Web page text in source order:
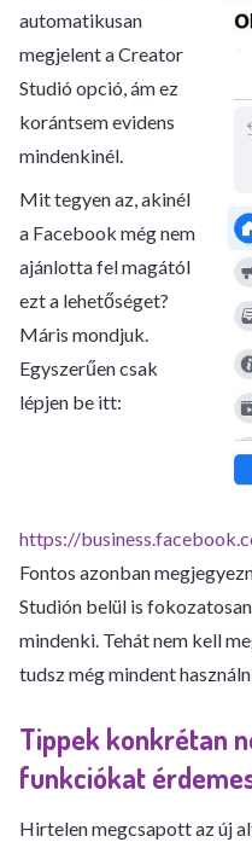
automatikusan
megjelent a Creator
Studió opció, ám ez
korántsem evidens
mindenkinél.
Mit tegyen az, akinél
a Facebook még nem
ajánlotta fel magától
ezt a lehetőséget?
Máris mondjuk.
Egyszerűen csak
lépjen be itt:
https://
Fontos azonban
Studión belül is
mindenki. Tehát nem kell
tudsz még mindent
Tippek konkrétan
funkciókat
Hirtelen megcsapott az új